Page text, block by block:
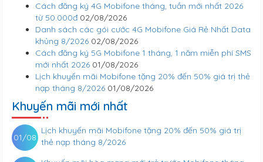
Cách đăng ký 4G Mobifone tháng, tuần mới nhất 2026
từ 50.000đ 02/08/2026
Danh sách các gói cước 4G Mobifone Giá Rẻ Nhất Data
khủng 8/2026 02/08/2026
Cách đăng ký 5G Mobifone 1 tháng, 1 năm miễn phí SMS
mới nhất 2026 01/08/2026
Lịch khuyến mãi Mobifone tặng 20% đến 50% giá trị thẻ
nạp tháng 8/2026 01/08/2026
Khuyến mãi mới nhất
Lịch khuyến mãi Mobifone tặng 20% đến 50% giá trị
thẻ nạp tháng 8/2026
01/08